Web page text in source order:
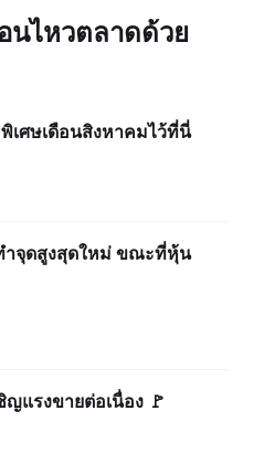
นไหวตลาดด้วย
เศษเดือนสิงหาคมไว้ที่นี่
จุดสูงสุดใหม่ ขณะที่หุ้น
ญแรงขายต่อเนื่อง 🚩